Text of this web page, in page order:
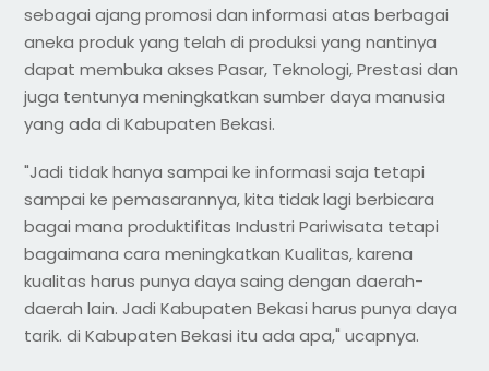
sebagai ajang promosi dan informasi atas berbagai
aneka produk yang telah di produksi yang nantinya
dapat membuka akses Pasar, Teknologi, Prestasi dan
juga tentunya meningkatkan sumber daya manusia
yang ada di Kabupaten Bekasi.
"Jadi tidak hanya sampai ke informasi saja tetapi
sampai ke pemasarannya, kita tidak lagi berbicara
bagai mana produktifitas Industri Pariwisata tetapi
bagaimana cara meningkatkan Kualitas, karena
kualitas harus punya daya saing dengan daerah-
daerah lain. Jadi Kabupaten Bekasi harus punya daya
tarik. di Kabupaten Bekasi itu ada apa," ucapnya.